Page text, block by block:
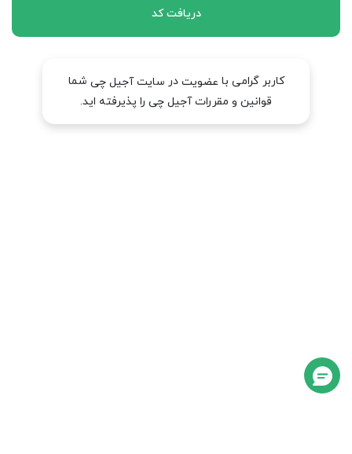
دریافت کد
کاربر گرامی با عضویت در سایت آجیل چی شما
قوانین و مقررات آجیل چی را پذیرفته اید.